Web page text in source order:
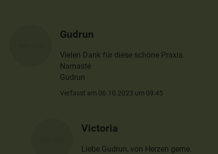
Gudrun
Vielen Dank für diese schöne Praxis.
Namasté
Gudrun
Verfasst am 06.10.2023 um 09:45
Victoria
Liebe Gudrun, von Herzen gerne.